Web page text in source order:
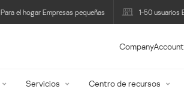
Para el hogar Empresas pequeñas 1-50 usuarios
CompanyAccount
Servicios Centro de recursos